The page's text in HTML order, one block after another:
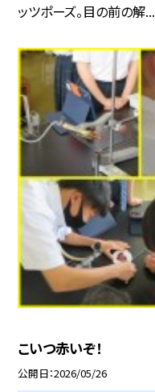
ッツポーズ。目の前の解...
こいつ赤いぞ！
公開日 2026/05/26